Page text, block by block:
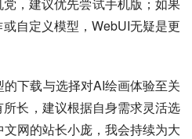
自定义模型，WebUI无疑是更
下载与选择对AI绘画体验至关
长，建议根据自身需求灵活选
网的站长小庞，我会持续为大